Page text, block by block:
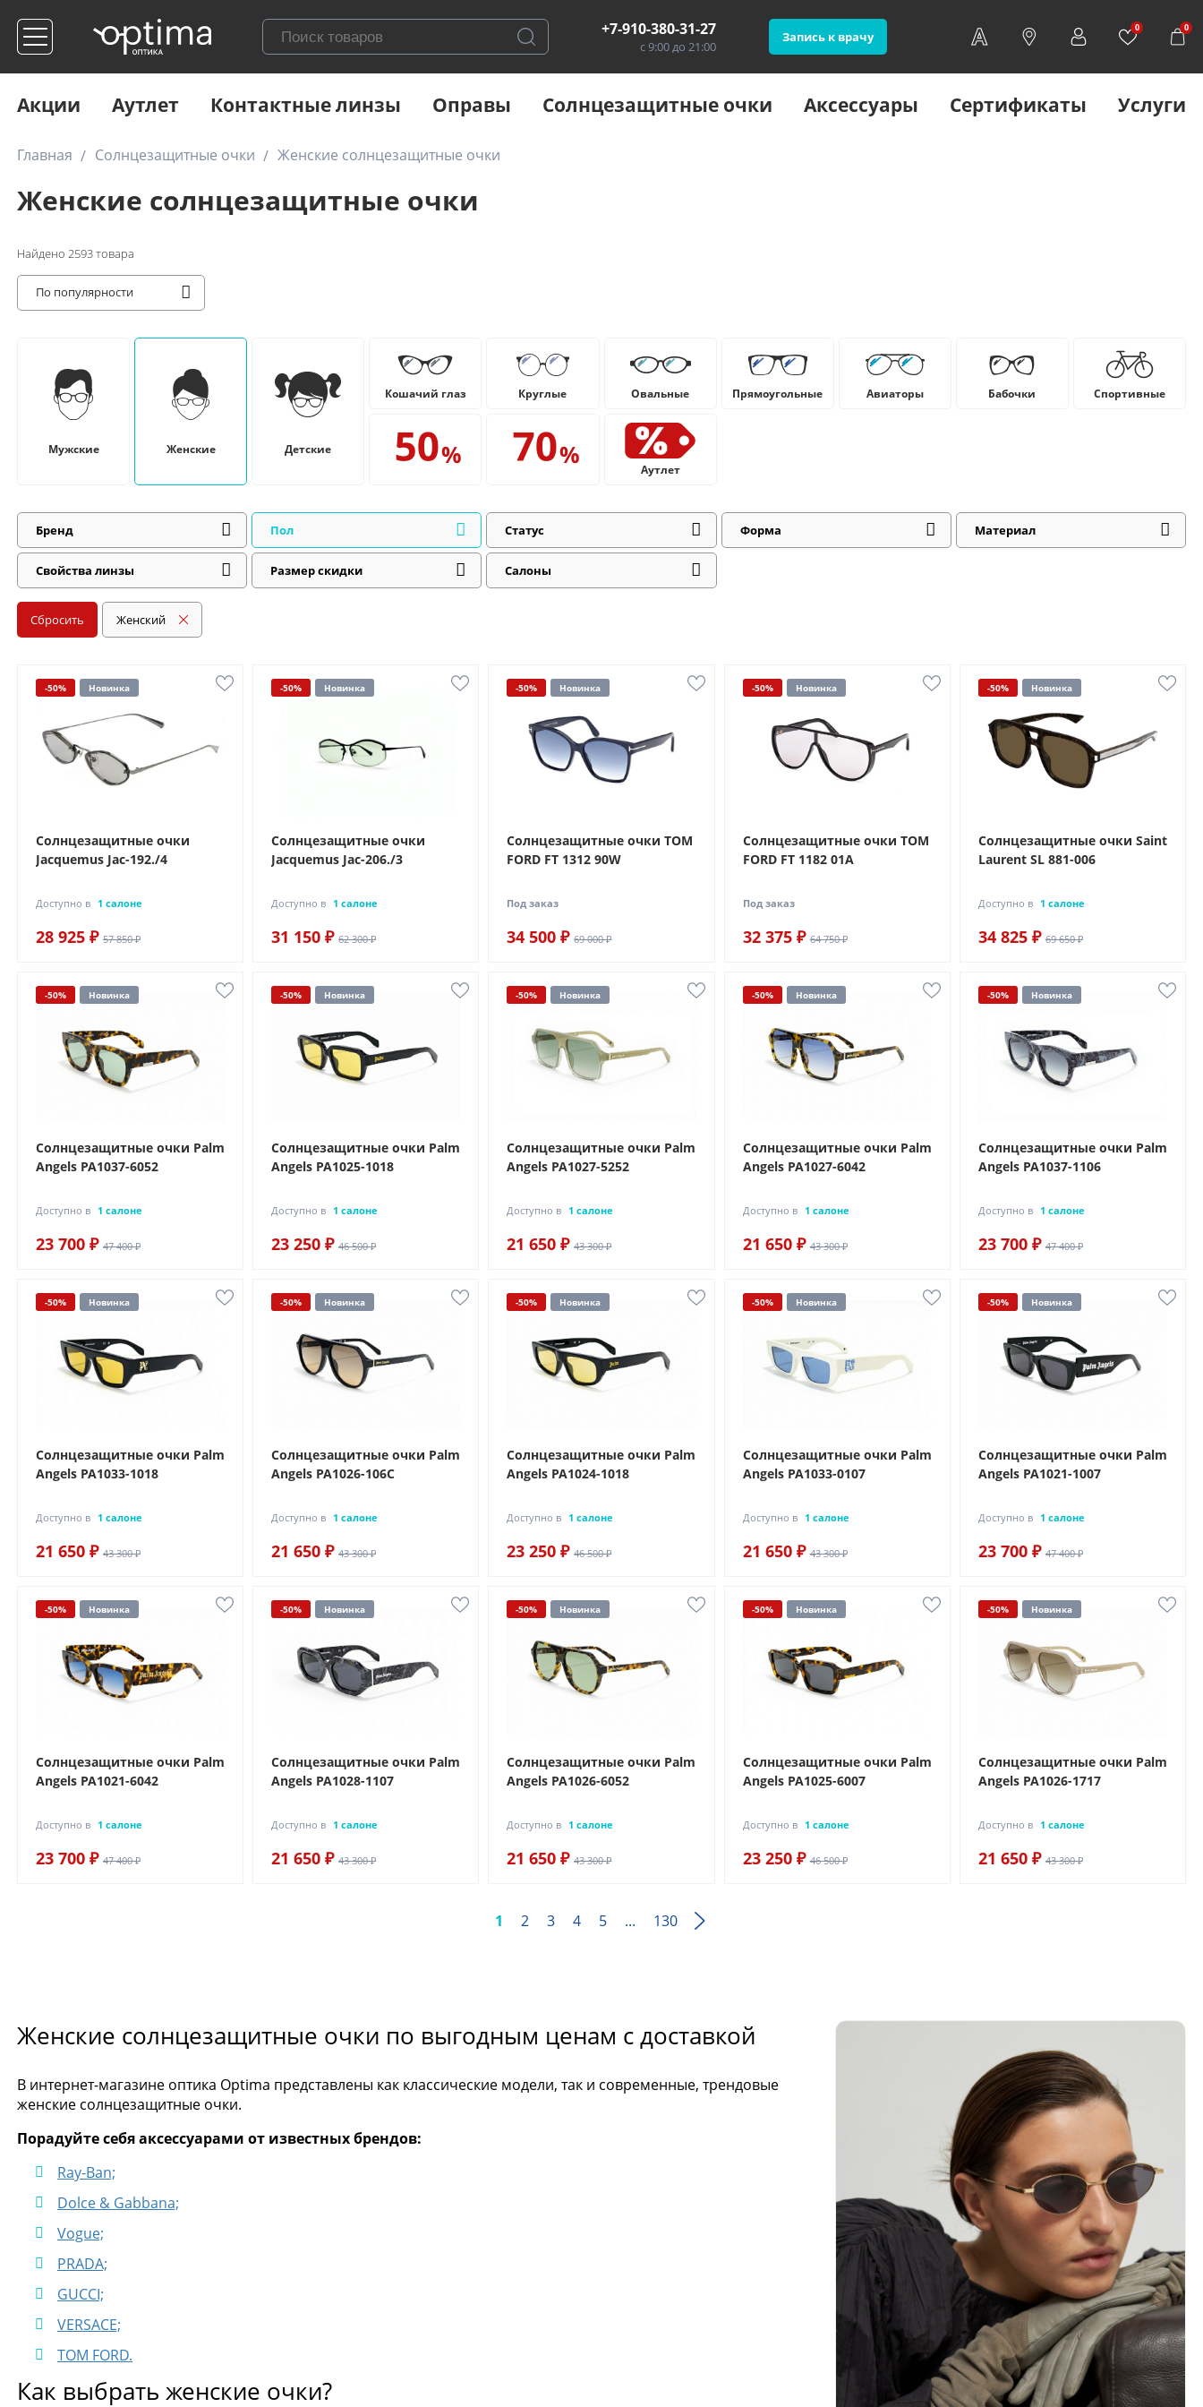
+7-910-380-31-27
с 9:00 до 21:00
Запись к врачу
0 0
Акции Аутлет Контактные линзы Оправы Солнцезащитные очки Аксессуары Сертификаты Услуги
Главная Солнцезащитные очки Женские солнцезащитные очки
Женские солнцезащитные очки
Найдено 2593товара
По популярности
Мужские Женские Детские
Кошачий глаз Круглые Овальные Прямоугольные Авиаторы Бабочки Cпортивные
Аутлет
Бренд Пол Статус Форма Материал
Свойства линзы Размер скидки Салоны
Сбросить Женский
-50% Новинка
Солнцезащитные очки
Jacquemus Jac-192./4
Доступно в 1 салоне
28 925 ₽ 57 850 ₽
-50% Новинка
Солнцезащитные очки
Jacquemus Jac-206./3
Доступно в 1 салоне
31 150 ₽ 62 300 ₽
-50% Новинка
Солнцезащитные очки TOM
FORD FT 1312 90W
Под заказ
34 500 ₽ 69 000 ₽
-50% Новинка
Солнцезащитные очки TOM
FORD FT 1182 01A
Под заказ
32 375 ₽ 64 750 ₽
-50% Новинка
Солнцезащитные очки Saint
Laurent SL 881-006
Доступно в 1 салоне
34 825 ₽ 69 650 ₽
-50% Новинка
Солнцезащитные очки Palm
Angels PA1037-6052
Доступно в 1 салоне
23 700 ₽ 47 400 ₽
-50% Новинка
Солнцезащитные очки Palm
Angels PA1025-1018
Доступно в 1 салоне
23 250 ₽ 46 500 ₽
-50% Новинка
Солнцезащитные очки Palm
Angels PA1027-5252
Доступно в 1 салоне
21 650 ₽ 43 300 ₽
-50% Новинка
Солнцезащитные очки Palm
Angels PA1027-6042
Доступно в 1 салоне
21 650 ₽ 43 300 ₽
-50% Новинка
Солнцезащитные очки Palm
Angels PA1037-1106
Доступно в 1 салоне
23 700 ₽ 47 400 ₽
-50% Новинка
Солнцезащитные очки Palm
Angels PA1033-1018
Доступно в 1 салоне
21 650 ₽ 43 300 ₽
-50% Новинка
Солнцезащитные очки Palm
Angels PA1026-106C
Доступно в 1 салоне
21 650 ₽ 43 300 ₽
-50% Новинка
Солнцезащитные очки Palm
Angels PA1024-1018
Доступно в 1 салоне
23 250 ₽ 46 500 ₽
-50% Новинка
Солнцезащитные очки Palm
Angels PA1033-0107
Доступно в 1 салоне
21 650 ₽ 43 300 ₽
-50% Новинка
Солнцезащитные очки Palm
Angels PA1021-1007
Доступно в 1 салоне
23 700 ₽ 47 400 ₽
-50% Новинка
Солнцезащитные очки Palm
Angels PA1021-6042
Доступно в 1 салоне
23 700 ₽ 47 400 ₽
-50% Новинка
Солнцезащитные очки Palm
Angels PA1028-1107
Доступно в 1 салоне
21 650 ₽ 43 300 ₽
-50% Новинка
Солнцезащитные очки Palm
Angels PA1026-6052
Доступно в 1 салоне
21 650 ₽ 43 300 ₽
-50% Новинка
Солнцезащитные очки Palm
Angels PA1025-6007
Доступно в 1 салоне
23 250 ₽ 46 500 ₽
-50% Новинка
Солнцезащитные очки Palm
Angels PA1026-1717
Доступно в 1 салоне
21 650 ₽ 43 300 ₽
1 2 3 4 5 ... 130
Женские солнцезащитные очки по выгодным ценам с доставкой
В интернет-магазине оптика Optima представлены как классические модели, так и современные, трендовые
женские солнцезащитные очки.
Порадуйте себя аксессуарами от известных брендов:
Ray-Ban;
Dolce & Gabbana;
Vogue;
PRADA;
GUCCI;
VERSACE;
TOM FORD.
Как выбрать женские очки?